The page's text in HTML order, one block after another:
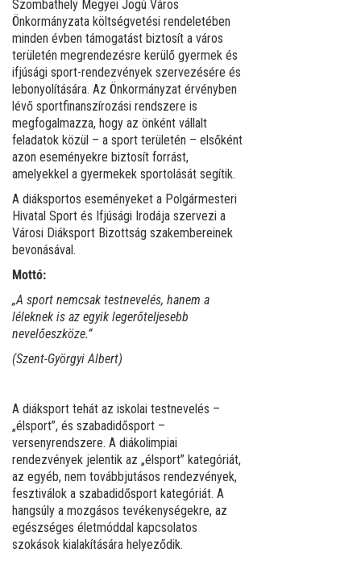
Szombathely Megyei Jogú Város
Önkormányzata költségvetési rendeletében
minden évben támogatást biztosít a város
területén megrendezésre kerülő gyermek és
ifjúsági sport-rendezvények szervezésére és
lebonyolítására. Az Önkormányzat érvényben
lévő sportfinanszírozási rendszere is
megfogalmazza, hogy az önként vállalt
feladatok közül – a sport területén – elsőként
azon eseményekre biztosít forrást,
amelyekkel a gyermekek sportolását segítik.
A diáksportos eseményeket a Polgármesteri
Hivatal Sport és Ifjúsági Irodája szervezi a
Városi Diáksport Bizottság szakembereinek
bevonásával.
Mottó:
„A sport nemcsak testnevelés, hanem a
léleknek is az egyik legerőteljesebb
nevelőeszköze.”
(Szent-Györgyi Albert)
A diáksport tehát az iskolai testnevelés –
„élsport”, és szabadidősport –
versenyrendszere. A diákolimpiai
rendezvények jelentik az „élsport” kategóriát,
az egyéb, nem továbbjutásos rendezvények,
fesztiválok a szabadidősport kategóriát. A
hangsúly a mozgásos tevékenységekre, az
egészséges életmóddal kapcsolatos
szokások kialakítására helyeződik.